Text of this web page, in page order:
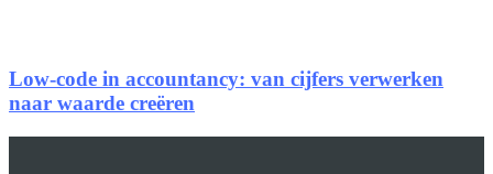
Low-code in accountancy: van cijfers verwerken
naar waarde creëren